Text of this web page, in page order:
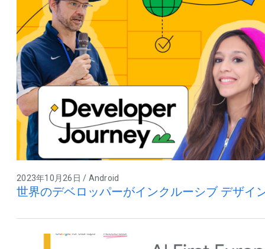
2023年10月26日 / Android
世界のデベロッパーがインクルーシブ デザイ